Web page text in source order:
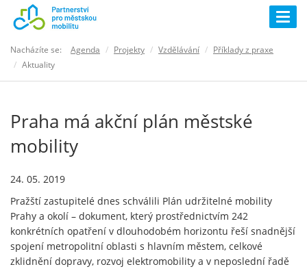
Nacházíte se: Agenda Projekty Vzdělávání
Příklady z praxe
Aktuality
Praha má akční plán městské
mobility
24. 05. 2019
Pražští zastupitelé dnes schválili Plán udržitelné mobility
Prahy a okolí – dokument, který prostřednictvím 242
konkrétních opatření v dlouhodobém horizontu řeší snadnější
spojení metropolitní oblasti s hlavním městem, celkové
zklidnění dopravy, rozvoj elektromobility a v neposlední řadě